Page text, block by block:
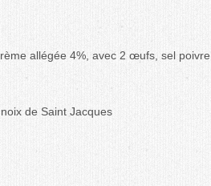
allégée 4%, avec 2 œufs, sel poivre,
de Saint Jacques